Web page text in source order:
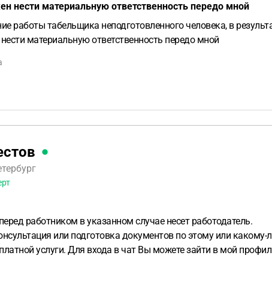
нести материальную ответственность передо мной
работы табельщика неподготовленного человека, в
материальную ответственность передо мной
работником в указанном случае несет работодатель.
или подготовка документов по этому или
услуги. Для входа в чат Вы можете зайти в мой